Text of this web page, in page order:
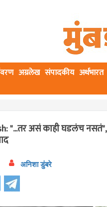
अग्रलेख संपादकीय अर्थभारत
"...तर असं काही घडलंच नसतं",
अनिशा डुंबरे